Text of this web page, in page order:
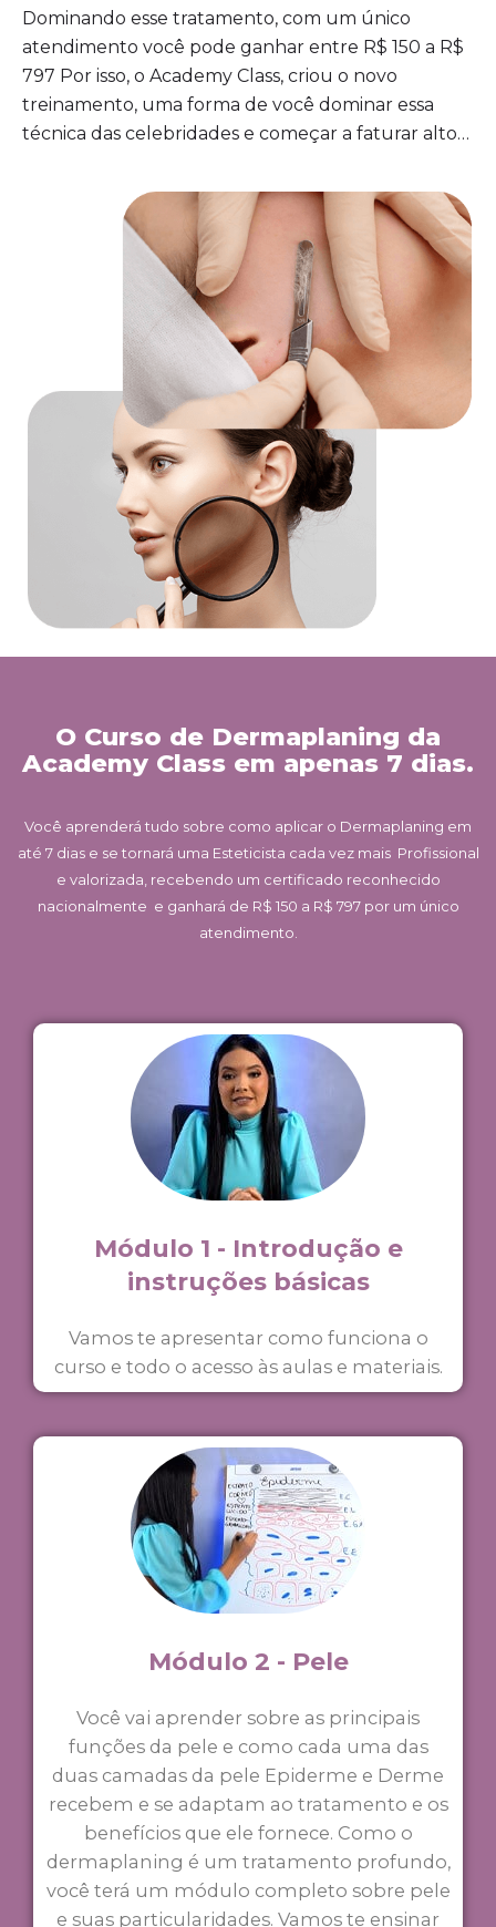
Dominando esse tratamento, com um único
atendimento você pode ganhar entre R$ 150 a R$
797 Por isso, o Academy Class, criou o novo
treinamento, uma forma de você dominar essa
técnica das celebridades e começar a faturar alto…
O Curso de Dermaplaning da
Academy Class em apenas 7 dias.
Você aprenderá tudo sobre como aplicar o Dermaplaning em
até 7 dias e se tornará uma Esteticista cada vez mais Profissional
e valorizada, recebendo um certificado reconhecido
nacionalmente e ganhará de R$ 150 a R$ 797 por um único
atendimento.
Módulo 1 - Introdução e
instruções básicas
Vamos te apresentar como funciona o
curso e todo o acesso às aulas e materiais.
Módulo 2 - Pele
Você vai aprender sobre as principais
funções da pele e como cada uma das
duas camadas da pele Epiderme e Derme
recebem e se adaptam ao tratamento e os
benefícios que ele fornece. Como o
dermaplaning é um tratamento profundo,
você terá um módulo completo sobre pele
e suas particularidades. Vamos te ensinar